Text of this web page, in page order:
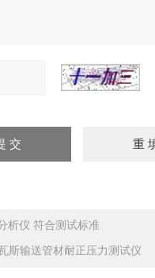
析仪 符合测试标准
斯输送管材耐正压力测试仪